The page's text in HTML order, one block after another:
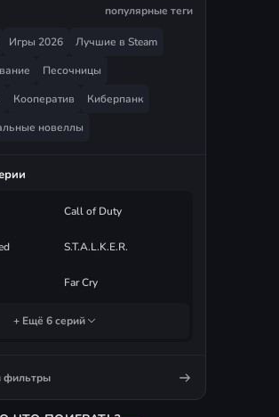
популярные теги
Игры 2026
Лучшие в Steam
Песочницы
Кооператив
Киберпанк
новеллы
Call of Duty
S.T.A.L.K.E.R.
Far Cry
+ Ещё 6 серий
фильтры